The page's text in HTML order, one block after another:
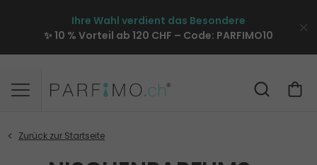
Ihre Wahl verdient das Besondere
✨ 10 % Vorteil ab 120 CHF – Code: PARFIMO10